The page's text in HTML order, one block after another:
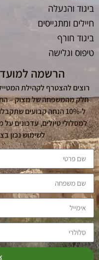
ביגוד והנעלה
חיילים ומתגייסים
ביגוד חורף
טיפוס וגלישה
הרשמה
רוצים להצטרף לקהילת
חלק מהמשפחה של מצוק –
ל-10% הנחה קבועים
למסלולי טיולים, עדכונים
לשימוש נכון